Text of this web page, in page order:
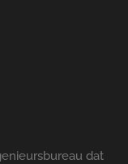
dat